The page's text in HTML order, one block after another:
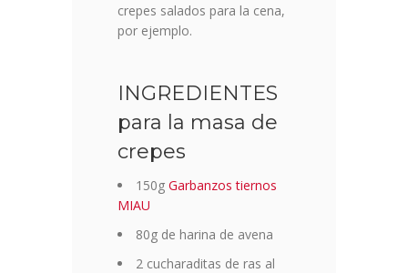
crepes salados para la cena,
por ejemplo.
INGREDIENTES
para la masa de
crepes
150g Garbanzos tiernos
MIAU
80g de harina de avena
2 cucharaditas de ras al